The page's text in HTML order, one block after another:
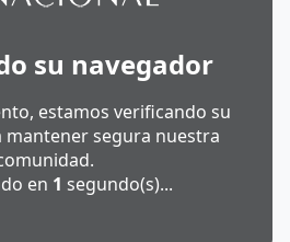
su navegador
estamos verificando su
mantener segura nuestra
en 1 segundo(s)...